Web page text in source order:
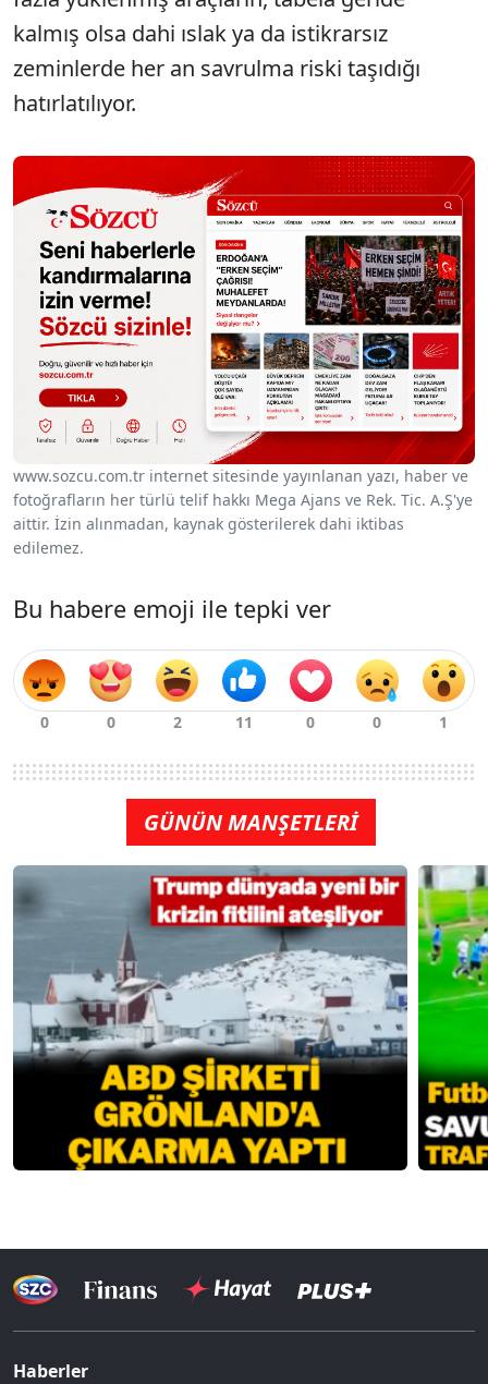
kalmış olsa dahi ıslak ya da istikrarsız
zeminlerde her an savrulma riski taşıdığı
hatırlatılıyor.
www.sozcu.com.tr internet sitesinde yayınlanan yazı, haber ve
fotoğrafların her türlü telif hakkı Mega Ajans ve Rek. Tic. A.Ş'ye
aittir. İzin alınmadan, kaynak gösterilerek dahi iktibas
edilemez.
Bu habere emoji ile tepki ver
GÜNÜN MANŞETLERİ
Haberler